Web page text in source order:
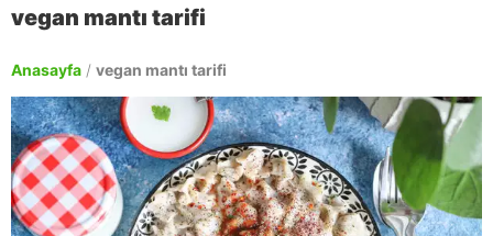
vegan mantı tarifi
Anasayfa / vegan mantı tarifi